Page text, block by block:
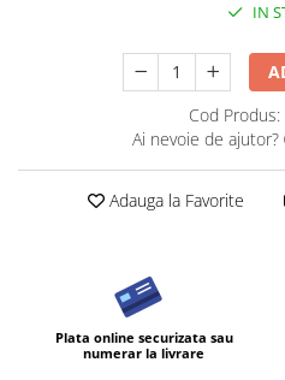
IN
Cod Produs:
Ai nevoie de ajutor?
Adauga la Favorite
Plata online securizata sau
numerar la livrare